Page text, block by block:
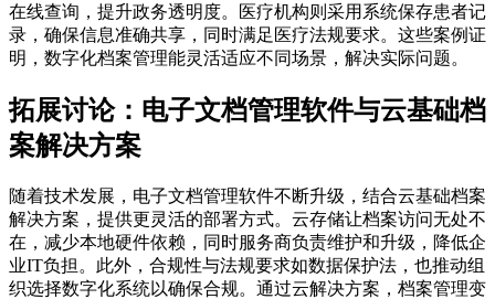
在线查询，提升政务透明度。医疗机构则采用系统保存患者记
录，确保信息准确共享，同时满足医疗法规要求。这些案例证
明，数字化档案管理能灵活适应不同场景，解决实际问题。
拓展讨论：电子文档管理软件与云基础档
案解决方案
随着技术发展，电子文档管理软件不断升级，结合云基础档案
解决方案，提供更灵活的部署方式。云存储让档案访问无处不
在，减少本地硬件依赖，同时服务商负责维护和升级，降低企
业IT负担。此外，合规性与法规要求如数据保护法，也推动组
织选择数字化系统以确保合规。通过云解决方案，档案管理变